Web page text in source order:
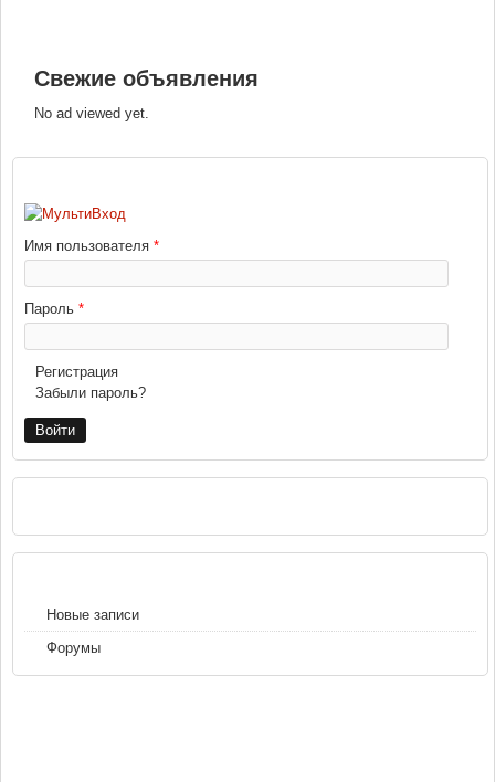
Свежие объявления
No ad viewed yet.
Имя пользователя *
Пароль *
Регистрация
Забыли пароль?
Новые записи
Форумы